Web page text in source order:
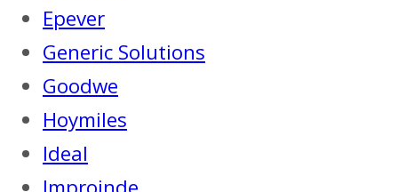
Epever
Generic Solutions
Goodwe
Hoymiles
Ideal